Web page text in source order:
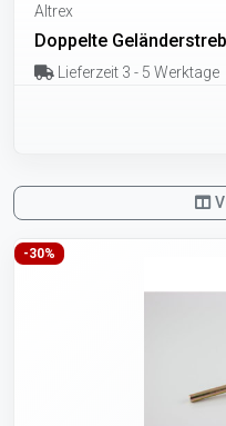
Altrex
Doppelte
Lieferzeit 3 - 5 Werktage
-30%